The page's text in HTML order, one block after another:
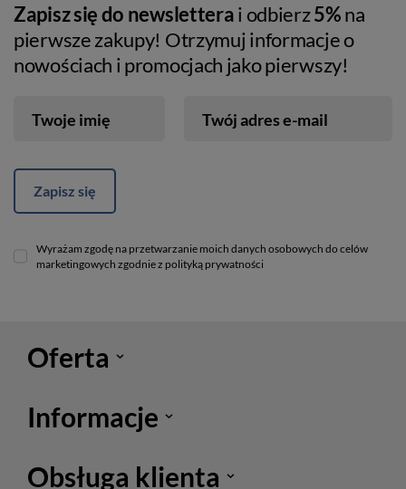
Zapisz się do newsletterai odbierz5%na
pierwsze zakupy! Otrzymuj informacje o
nowościach i promocjach jako pierwszy!
Twoje imię Twój adres e-mail
Zapisz się
Wyrażam zgodę na przetwarzanie moich danych osobowych do celów
marketingowych zgodnie z polityką prywatności
Oferta
Informacje
Obsługa klienta